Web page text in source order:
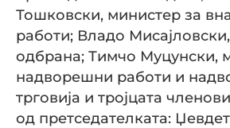
Тошковски, министер за
работи; Владо
одбрана; Тимчо Муцунски,
надворешни работи и
трговија и тројцата
од претседателката: